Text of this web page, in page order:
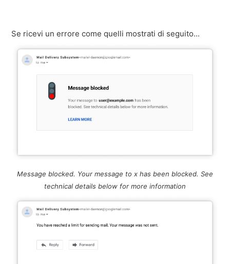
Se ricevi un errore come quelli mostrati di seguito...
Message blocked. Your message to x has been blocked. See
technical details below for more information